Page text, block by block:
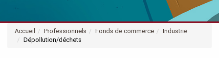
Accueil Professionnels Fonds de commerce
Industrie
Dépollution/déchets